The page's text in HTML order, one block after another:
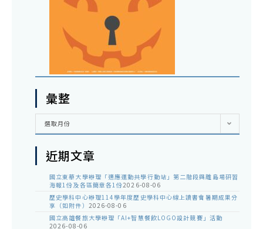
彙整
彙
選取月份
近期文章
國立東華大學辦理「適應運動共學行動站」第二階段與離島場研習
海報1份及各區簡章各1份2026-08-06
歷史學科中心辦理114學年度歷史學科中心線上讀書會暑期成果分
享（如附件） 2026-08-06
國立高雄餐旅大學辦理「AI+智慧餐飲LOGO設計競賽」活動
2026-08-06